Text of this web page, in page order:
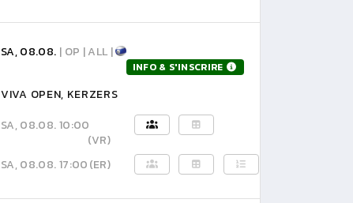
SA, 08.08. | OP | ALL |
INFO & S'INSCRIRE
VIVA OPEN, KERZERS
SA, 08.08. 10:00
(VR)
SA, 08.08. 17:00(ER)